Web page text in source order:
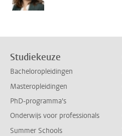
Studiekeuze
Bacheloropleidingen
Masteropleidingen
PhD-programma's
Onderwijs voor professionals
Summer Schools